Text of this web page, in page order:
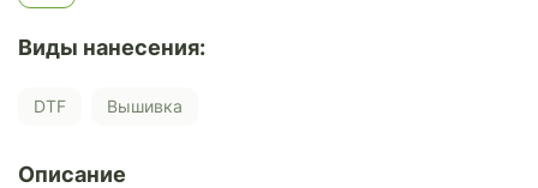
Виды нанесения:
DTF Вышивка
Описание